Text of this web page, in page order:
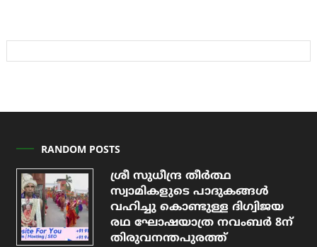
RANDOM POSTS
ശ്രീ സുധീന്ദ്ര തീർത്ഥ
സ്വാമികളുടെ പാദുകങ്ങൾ
വഹിച്ചു കൊണ്ടുള്ള ദിഗ്വിജയ
രഥ ഘോഷയാത്ര നവംബര്‍ 8ന്
തിരുവനന്തപുരത്ത്